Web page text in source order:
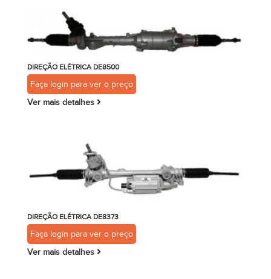
DIREÇÃO ELÉTRICA DE8500
Faça login para ver o preço
Ver mais detalhes
DIREÇÃO ELÉTRICA DE8373
Faça login para ver o preço
Ver mais detalhes